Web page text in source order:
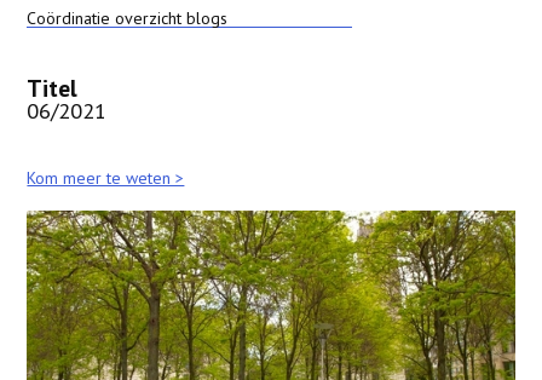
Coördinatie overzicht blogs
Titel
06/2021
Kom meer te weten >